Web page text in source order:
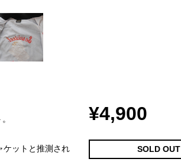
ケットと推測され
¥4,900
SOLD OUT